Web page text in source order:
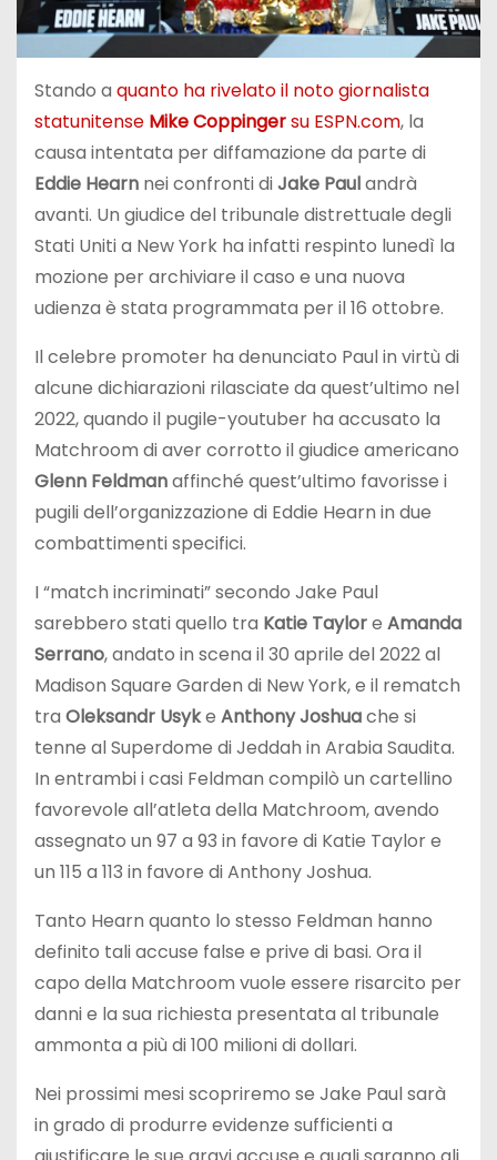
Stando a quanto ha rivelato il noto giornalista
statunitense Mike Coppingersu ESPN.com, la
causa intentata per diffamazione da parte di
Eddie Hearn nei confronti diJake Paulandrà
avanti. Un giudice del tribunale distrettuale degli
Stati Uniti a New York ha infatti respinto lunedì la
mozione per archiviare il caso e una nuova
udienza è stata programmata per il 16 ottobre.
Il celebre promoter ha denunciato Paul in virtù di
alcune dichiarazioni rilasciate da quest’ultimo nel
2022, quando il pugile-youtuber ha accusato la
Matchroom di aver corrotto il giudice americano
Glenn Feldmanaffinché quest’ultimo favorisse i
pugili dell’organizzazione di Eddie Hearn in due
combattimenti specifici.
I “match incriminati” secondo Jake Paul
sarebbero stati quello tra Katie Taylore Amanda
Serrano, andato in scena il 30 aprile del 2022 al
Madison Square Garden di New York, e il rematch
tra Oleksandr Usyke Anthony Joshuache si
tenne al Superdome di Jeddah in Arabia Saudita.
In entrambi i casi Feldman compilò un cartellino
favorevole all’atleta della Matchroom, avendo
assegnato un 97 a 93 in favore di Katie Taylor e
un 115 a 113 in favore di Anthony Joshua.
Tanto Hearn quanto lo stesso Feldman hanno
definito tali accuse false e prive di basi. Ora il
capo della Matchroom vuole essere risarcito per
danni e la sua richiesta presentata al tribunale
ammonta a più di 100 milioni di dollari.
Nei prossimi mesi scopriremo se Jake Paul sarà
in grado di produrre evidenze sufficienti a